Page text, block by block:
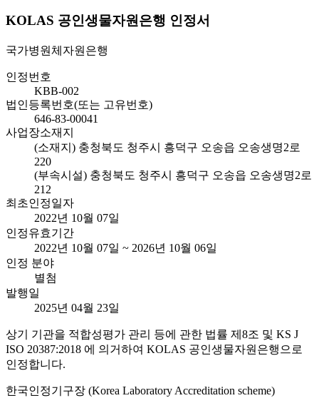
KOLAS 공인생물자원은행 인정서
국가병원체자원은행
인정번호
KBB-002
법인등록번호(또는 고유번호)
646-83-00041
사업장소재지
(소재지) 충청북도 청주시 흥덕구 오송읍 오송생명2로
220
(부속시설) 충청북도 청주시 흥덕구 오송읍 오송생명2로
212
최초인정일자
2022년 10월 07일
인정유효기간
2022년 10월 07일 ~ 2026년 10월 06일
인정 분야
별첨
발행일
2025년 04월 23일
상기 기관을 적합성평가 관리 등에 관한 법률 제8조 및 KS J
ISO 20387:2018 에 의거하여 KOLAS 공인생물자원은행으로
인정합니다.
한국인정기구장 (Korea Laboratory Accreditation scheme)